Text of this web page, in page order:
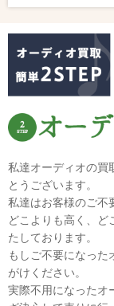
私達オーディオの買
とうございます。
私達はお客様のご不
どこよりも高く、ど
たしております。
もしご不要になった
がけください。
実際不用になったオ